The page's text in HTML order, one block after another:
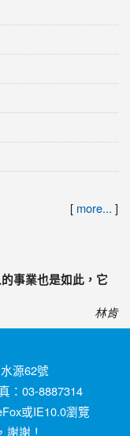
[ more... ]
事業也是如此，它
林肯
源62號
：03-8887314
或IE10.0瀏覽
謝！